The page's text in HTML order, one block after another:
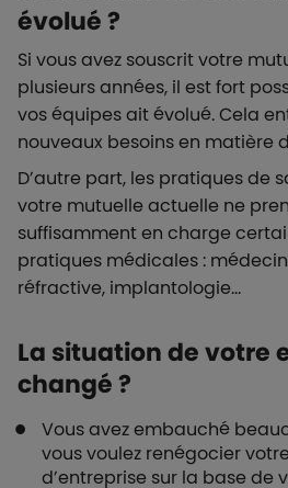
évolué ?
Si vous avez souscrit votre
plusieurs années, il est fort
vos équipes ait évolué. Cela
nouveaux besoins en matière
D’autre part, les pratiques de
votre mutuelle actuelle ne
suffisamment en charge
pratiques médicales :
réfractive, implantologie…
La situation de votre
changé ?
Vous avez embauché
vous voulez renégocier
d’entreprise sur la base de